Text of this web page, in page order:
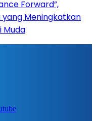
Forward”,
yang Meningkatkan
Muda